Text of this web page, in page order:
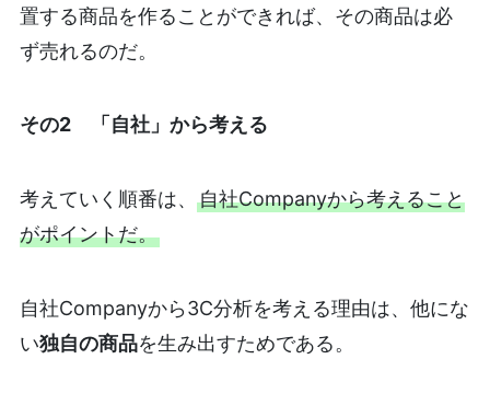
置する商品を作ることができれば、その商品は必
ず売れるのだ。
その2 「自社」から考える
考えていく順番は、 自社Companyから考えること
がポイントだ。
自社Companyから3C分析を考える理由は、他にな
い独自の商品を生み出すためである。